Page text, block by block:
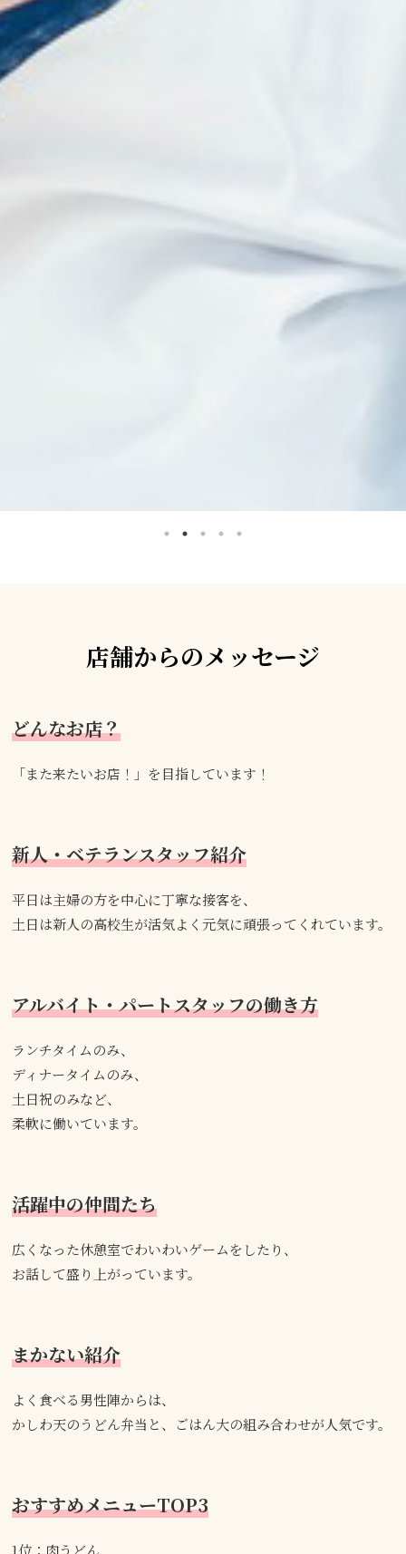
店舗からのメッセージ
どんなお店？
「また来たいお店！」を目指しています！
新人・ベテランスタッフ紹介
平日は主婦の方を中心に丁寧な接客を、
土日は新人の高校生が活気よく元気に頑張ってくれています。
アルバイト・パートスタッフの働き方
ランチタイムのみ、
ディナータイムのみ、
土日祝のみなど、
柔軟に働いています。
活躍中の仲間たち
広くなった休憩室でわいわいゲームをしたり、
お話して盛り上がっています。
まかない紹介
よく食べる男性陣からは、
かしわ天のうどん弁当と、ごはん大の組み合わせが人気です。
おすすめメニューTOP3
1位：肉うどん